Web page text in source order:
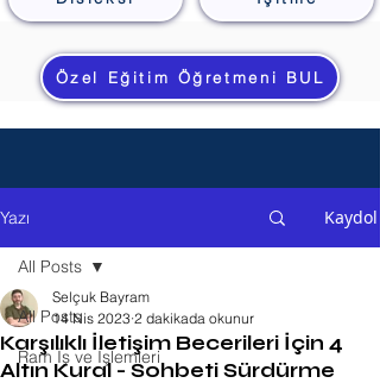
Özel Eğitim Öğretmeni BUL
Yazı Kaydol
All Posts
Ram İş ve İşlemleri
All Posts
Karşılıklı İletişim Becerileri İçin 4
Altın Kural - Sohbeti Sürdürme
Selçuk Bayram
14 Nis 2023 2 dakikada okunur